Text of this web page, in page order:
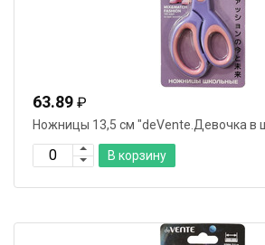
63.89 ₽
Ножницы 13,5 см "deVente.Девочка в
В корзину